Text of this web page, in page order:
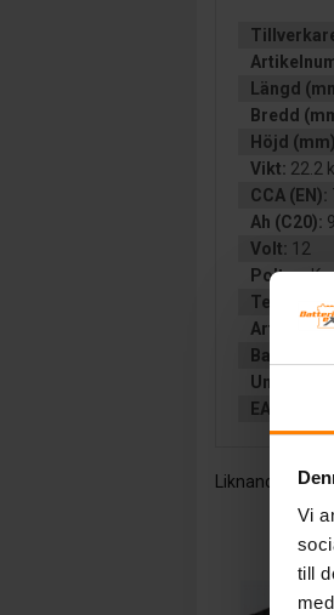
Vi
till
Längd
Bredd
Höjd
Vikt: 22.2
CCA (EN):
Ah (C20):
Volt: 12
Poltyp:
Batterityp:
EAN:
Liknande